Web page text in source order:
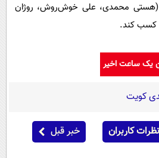
(هستی محمدی، علی خوش‌روش، روژان
کسب کند.
یک ساعت اخیر
کویت
نظرات کاربران خبر قبل